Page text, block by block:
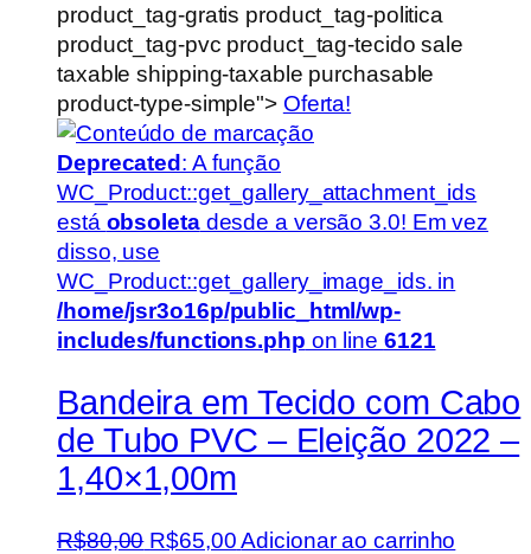
product_tag-gratis product_tag-politica
product_tag-pvc product_tag-tecido sale
taxable shipping-taxable purchasable
product-type-simple"> Oferta!
Deprecated : A função
WC_Product::get_gallery_attachment_ids
está obsoletadesde a versão 3.0! Em vez
disso, use
WC_Product::get_gallery_image_ids. in
/home/jsr3o16p/public_html/wp-
includes/functions.php on line 6121
Bandeira em Tecido com Cabo
de Tubo PVC – Eleição 2022 –
1,40×1,00m
R$80,00 O
R$65,00O
Adicionar ao carrinho